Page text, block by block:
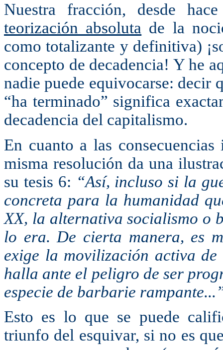
Nuestra fracción, desde
teorización absoluta de la
como totalizante y definitiva)
concepto de decadencia! Y he
nadie puede equivocarse: decir
“ha terminado” significa
decadencia del capitalismo.
En cuanto a las
misma resolución da una
su tesis 6: “Así, incluso si la
concreta para la humanidad
XX, la alternativa socialismo o
lo era. De cierta manera, es
exige la movilización activa
halla ante el peligro de ser
especie de barbarie
Esto es lo que se puede
triunfo del esquivar, si no es